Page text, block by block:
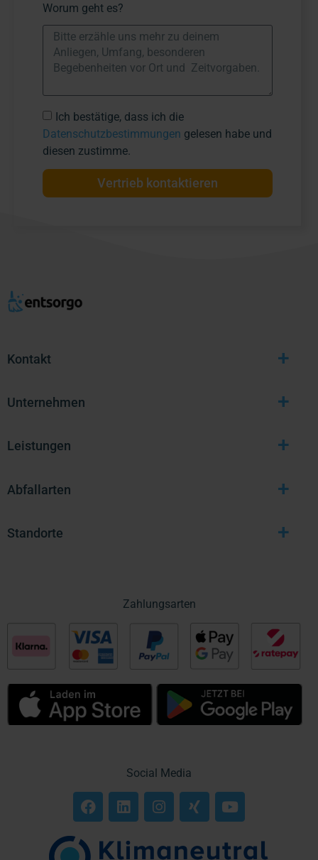
Worum geht es?
Ich bestätige, dass ich die
Datenschutzbestimmungen gelesen habe und
diesen zustimme.
Vertrieb kontaktieren
Kontakt +
Unternehmen +
Leistungen +
Abfallarten +
Standorte +
Zahlungsarten
Social Media